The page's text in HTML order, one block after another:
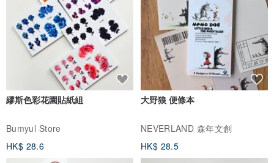
繆斯色彩花園貼紙組
Bumyul Store
HK$ 28.6
大野狼 便條本
NEVERLAND 森年文創
HK$ 28.5